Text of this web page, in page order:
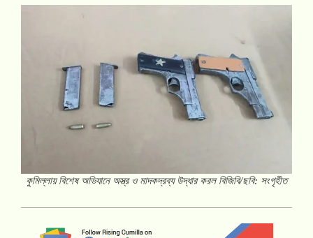
কুমিল্লায় বিশেষ অভিযানে অস্ত্র ও মাদকদ্রব্য উদ্ধার করল বিজিবি/ছবি: সংগৃহীত